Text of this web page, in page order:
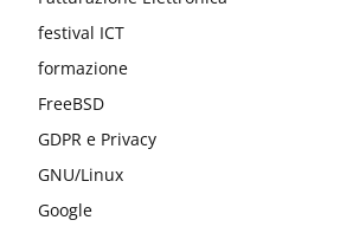
festival ICT
formazione
FreeBSD
GDPR e Privacy
GNU/Linux
Google